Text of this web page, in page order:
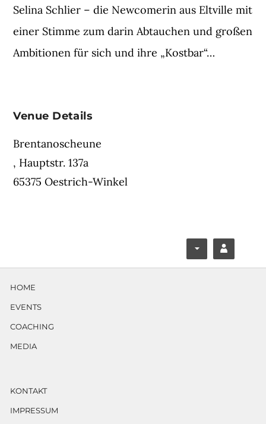
Selina Schlier – die Newcomerin aus Eltville mit
einer Stimme zum darin Abtauchen und großen
Ambitionen für sich und ihre „Kostbar“…
Venue Details
Brentanoscheune
, Hauptstr. 137a
65375 Oestrich-Winkel
ace
ouT
HOME
EVENTS
COACHING
MEDIA
KONTAKT
IMPRESSUM